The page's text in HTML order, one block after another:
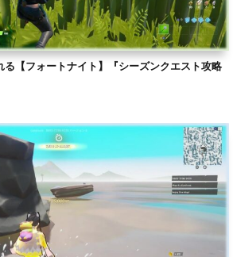
【フォートナイト】『シーズンクエスト攻略